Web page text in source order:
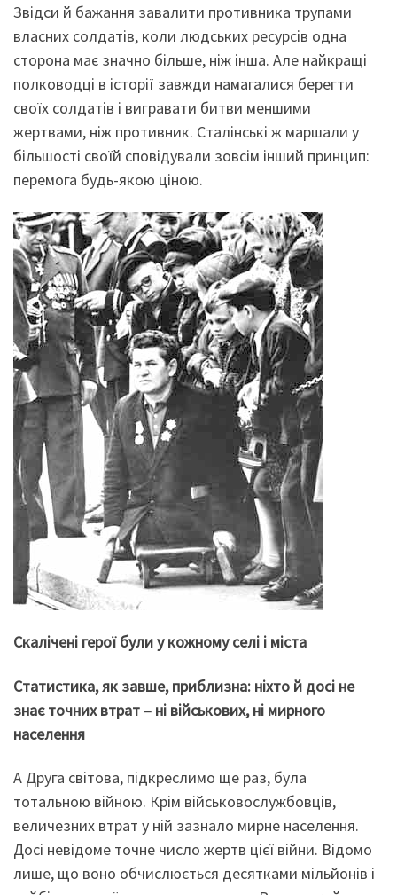
Звідси й бажання завалити противника трупами
власних солдатів, коли людських ресурсів одна
сторона має значно більше, ніж інша. Але найкращі
полководці в історії завжди намагалися берегти
своїх солдатів і вигравати битви меншими
жертвами, ніж противник. Сталінські ж маршали у
більшості своїй сповідували зовсім інший принцип:
перемога будь-якою ціною.
Скалічені герої були у кожному селі і міста
Статистика, як завше, приблизна: ніхто й досі не
знає точних втрат – ні військових, ні мирного
населення
А Друга світова, підкреслимо ще раз, була
тотальною війною. Крім військовослужбовців,
величезних втрат у ній зазнало мирне населення.
Досі невідоме точне число жертв цієї війни. Відомо
лише, що воно обчислюється десятками мільйонів і